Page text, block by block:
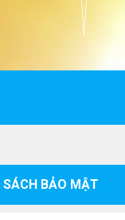
SÁCH BẢO MẬT